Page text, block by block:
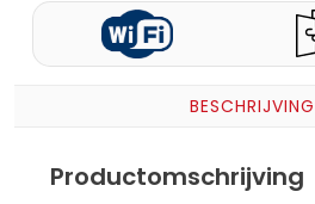
BESCHRIJVING
Productomschrijving